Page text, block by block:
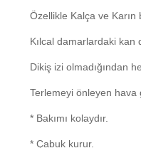
Özellikle Kalça ve Karın
Kılcal damarlardaki kan
Dikiş izi olmadığından
Terlemeyi önleyen hava
* Bakımı kolaydır.
* Çabuk kurur.